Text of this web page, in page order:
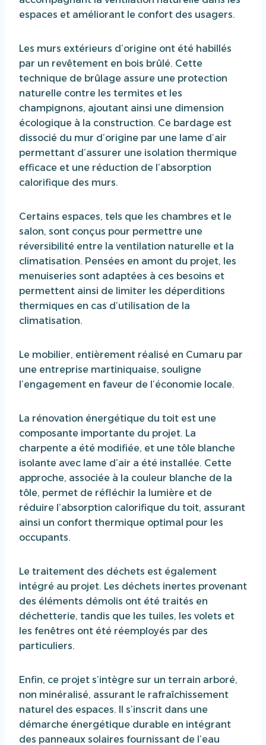
espaces et améliorant le confort des usagers.
Les murs extérieurs d’origine ont été habillés
par un revêtement en bois brûlé. Cette
technique de brûlage assure une protection
naturelle contre les termites et les
champignons, ajoutant ainsi une dimension
écologique à la construction. Ce bardage est
dissocié du mur d’origine par une lame d’air
permettant d’assurer une isolation thermique
efficace et une réduction de l’absorption
calorifique des murs.
Certains espaces, tels que les chambres et le
salon, sont conçus pour permettre une
réversibilité entre la ventilation naturelle et la
climatisation. Pensées en amont du projet, les
menuiseries sont adaptées à ces besoins et
permettent ainsi de limiter les déperditions
thermiques en cas d’utilisation de la
climatisation.
Le mobilier, entièrement réalisé en Cumaru par
une entreprise martiniquaise, souligne
l’engagement en faveur de l’économie locale.
La rénovation énergétique du toit est une
composante importante du projet. La
charpente a été modifiée, et une tôle blanche
isolante avec lame d’air a été installée. Cette
approche, associée à la couleur blanche de la
tôle, permet de réfléchir la lumière et de
réduire l’absorption calorifique du toit, assurant
ainsi un confort thermique optimal pour les
occupants.
Le traitement des déchets est également
intégré au projet. Les déchets inertes provenant
des éléments démolis ont été traités en
déchetterie, tandis que les tuiles, les volets et
les fenêtres ont été réemployés par des
particuliers.
Enfin, ce projet s’intègre sur un terrain arboré,
non minéralisé, assurant le rafraîchissement
naturel des espaces. Il s’inscrit dans une
démarche énergétique durable en intégrant
des panneaux solaires fournissant de l’eau